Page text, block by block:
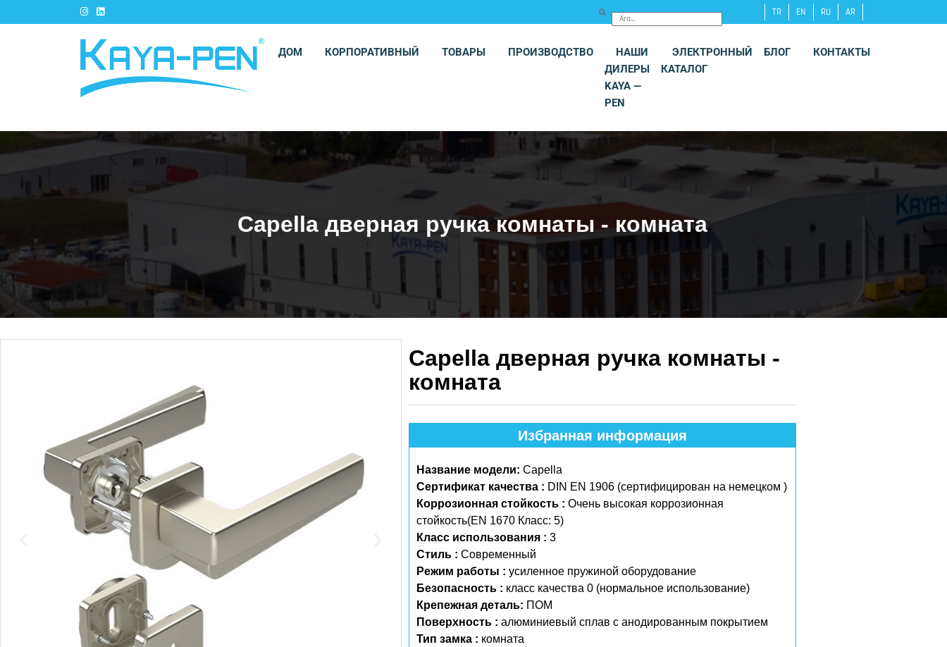
TR EN RU AR
ДОМ КОРПОРАТИВНЫЙ ТОВАРЫ ПРОИЗВОДСТВО
НАШИ
ДИЛЕРЫ
KAYA —
PEN
ЭЛЕКТРОННЫЙ
КАТАЛОГ
БЛОГ КОНТАКТЫ
Capella дверная ручка комнаты - комната
Capella дверная ручка комнаты -
комната
Избранная информация​
Название модели: Capella
Сертификат качества : DIN EN 1906 (сертифицирован на немецком )
Коррозионная стойкость : Очень высокая коррозионная
стойкость(EN 1670 Класс: 5)
Класс использования : 3
Стиль : Современный
Режим работы : усиленное пружиной оборудование
Безопасность : класс качества 0 (нормальное использование)
Крепежная деталь: ПОМ
Поверхность : алюминиевый сплав с анодированным покрытием
Тип замка : комната